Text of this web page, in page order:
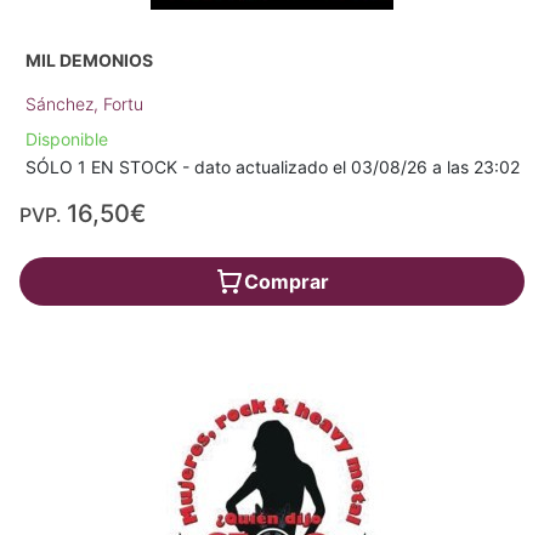
MIL DEMONIOS
Sánchez, Fortu
Disponible
SÓLO 1 EN STOCK - dato actualizado el 03/08/26 a las 23:02
PVP. 16,50€
Comprar